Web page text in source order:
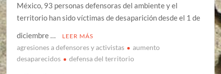
México, 93 personas defensoras del ambiente y el
territorio han sido víctimas de desaparición desde el 1 de
diciembre …
LEER MÁS
agresiones a defensores y activistas
aumento
desaparecidos
defensa del territorio